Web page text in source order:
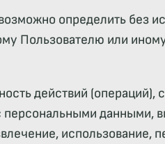
определить без
Пользователю или
действий (операций),
персональными данными,
использование,